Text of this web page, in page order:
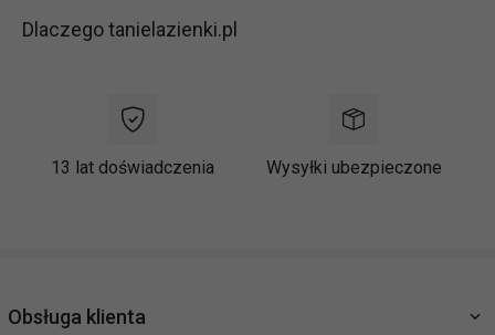
Dlaczego tanielazienki.pl
13 lat doświadczenia Wysyłki ubezpieczone
Obsługa klienta